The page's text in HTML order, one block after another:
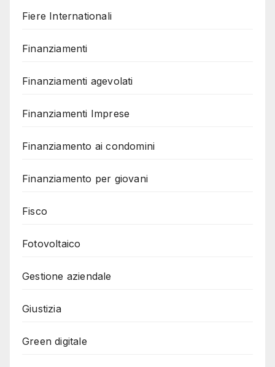
Fiere Internationali
Finanziamenti
Finanziamenti agevolati
Finanziamenti Imprese
Finanziamento ai condomini
Finanziamento per giovani
Fisco
Fotovoltaico
Gestione aziendale
Giustizia
Green digitale